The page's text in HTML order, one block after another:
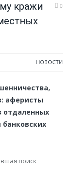
кражи
0
НОВОСТИ
аферисты
отдаленных
поиск